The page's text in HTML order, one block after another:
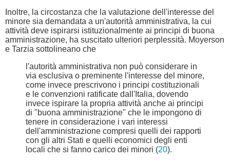
Inoltre, la circostanza che la valutazione dell'interesse del
minore sia demandata a un'autorità amministrativa, la cui
attività deve ispirarsi istituzionalmente ai principi di buona
amministrazione, ha suscitato ulteriori perplessità. Moyerson
e Tarzia sottolineano che
l'autorità amministrativa non può considerare in
via esclusiva o preminente l'interesse del minore,
come invece prescrivono i principi costituzionali
e le convenzioni ratificate dall'Italia, dovendo
invece ispirare la propria attività anche ai principi
di "buona amministrazione" che le impongono di
tenere in considerazione i vari interessi
dell'amministrazione compresi quelli dei rapporti
con gli altri Stati e quelli economici degli enti
locali che si fanno carico dei minori (20).